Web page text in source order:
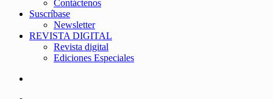
Contáctenos
Suscríbase
Newsletter
REVISTA DIGITAL
Revista digital
Ediciones Especiales